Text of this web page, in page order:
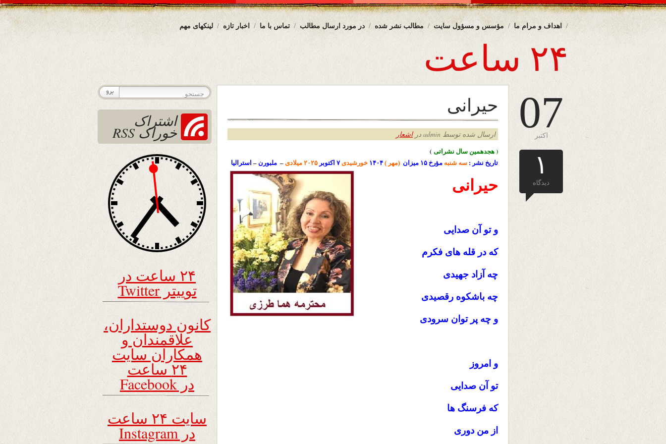
لینکهای مهم اخبار تازه تماس با ما در مورد ارسال مطالب مطالب نشر شده مؤسس و مسؤول سایت اهداف و مرام ما
۲۴ ساعت
07
اکتبر
۱
دیدگاه
حیرانی
ارسال شده توسط admin در اشعار
( هجدهمین سال نشراتی )
تاریخ نشر : سه شنبه مؤرخ ۱۵ میزان (مهر ) ۱۴۰۴ خورشیدی۷ اکتوبر – ملبورن – استرالیا
حیرانی
و تو آن صدایی
که در قله های فکرم
چه آزاد جهیدی
چه باشکوه رقصیدی
و چه پر توان سرودی
و امروز
تو آن صدایی
که فرسنگ ها
از من دوری
اشتراک
خوراک RSS
۲۴ ساعت در
توییتر Twitter
کانون دوستداران،
علاقمندان و
همکاران سایت
۲۴ ساعت
در Facebook
سایت ۲۴ ساعت
در Instagram